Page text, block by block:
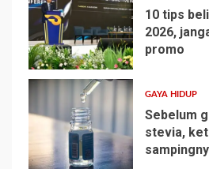
3
10 tips
2026,
promo
4
GAYA HIDUP
Sebelum
stevia,